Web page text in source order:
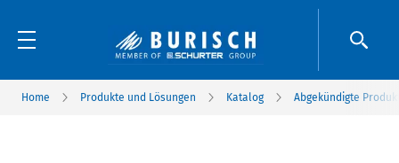
Home Produkte und Lösungen Katalog Abgekündigte